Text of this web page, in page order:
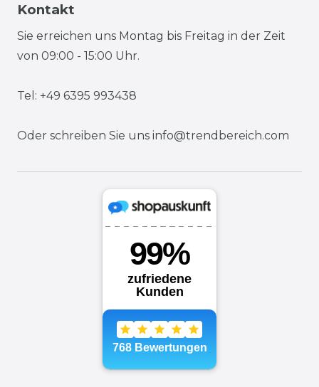
Kontakt
Sie erreichen uns Montag bis Freitag in der Zeit
von 09:00 - 15:00 Uhr.
Tel: +49 6395 993438
Oder schreiben Sie uns info@trendbereich.com